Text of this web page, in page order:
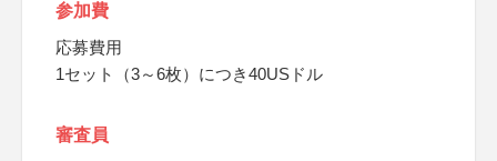
参加費
応募費用
1セット（3～6枚）につき40USドル
審査員